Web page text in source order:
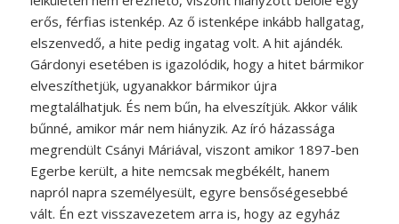
erős, férfias istenkép. Az ő istenképe inkább hallgatag,
elszenvedő, a hite pedig ingatag volt. A hit ajándék.
Gárdonyi esetében is igazolódik, hogy a hitet bármikor
elveszíthetjük, ugyanakkor bármikor újra
megtalálhatjuk. És nem bűn, ha elveszítjük. Akkor válik
bűnné, amikor már nem hiányzik. Az író házassága
megrendült Csányi Máriával, viszont amikor 1897-ben
Egerbe került, a hite nemcsak megbékélt, hanem
napról napra személyesült, egyre bensőségesebbé
vált. Én ezt visszavezetem arra is, hogy az egyház